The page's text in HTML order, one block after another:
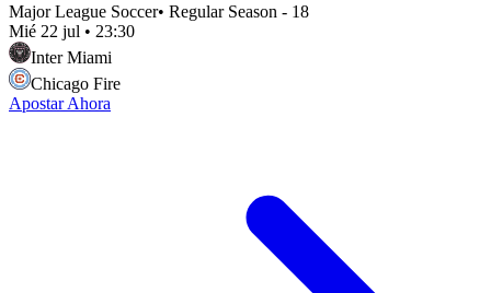
Major League Soccer• Regular Season - 18
Mié 22 jul • 23:30
Inter Miami
Chicago Fire
Apostar Ahora